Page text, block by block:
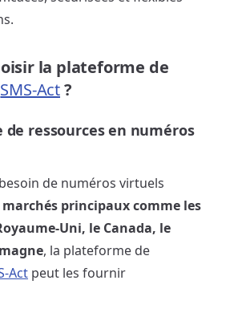
la plateforme de
SMS-Act?
de ressources en numéros
de numéros virtuels
marchés principaux comme les
Uni, le Canada, le
, la plateforme de
Act peut les fournir